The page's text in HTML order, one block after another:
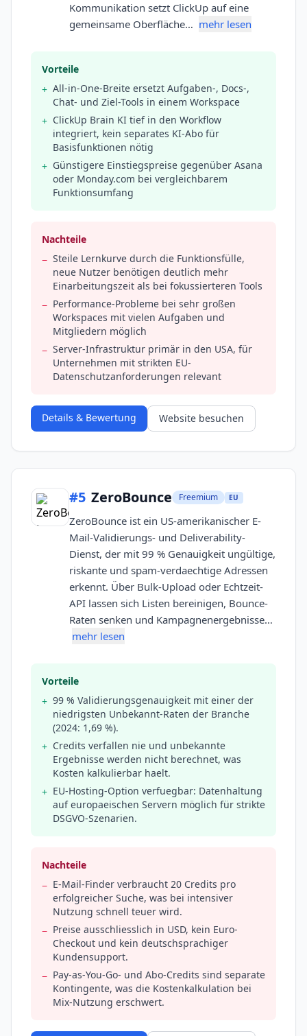
Kommunikation setzt ClickUp auf eine
gemeinsame Oberfläche… mehr lesen
Vorteile
+ All-in-One-Breite ersetzt Aufgaben-, Docs-,
Chat- und Ziel-Tools in einem Workspace
+ ClickUp Brain KI tief in den Workflow
integriert, kein separates KI-Abo für
Basisfunktionen nötig
+ Günstigere Einstiegspreise gegenüber Asana
oder Monday.com bei vergleichbarem
Funktionsumfang
Nachteile
− Steile Lernkurve durch die Funktionsfülle,
neue Nutzer benötigen deutlich mehr
Einarbeitungszeit als bei fokussierteren Tools
− Performance-Probleme bei sehr großen
Workspaces mit vielen Aufgaben und
Mitgliedern möglich
− Server-Infrastruktur primär in den USA, für
Unternehmen mit strikten EU-
Datenschutzanforderungen relevant
Details & Bewertung Website besuchen
#5 ZeroBounce Freemium EU
ZeroBounce ist ein US-amerikanischer E-
Mail-Validierungs- und Deliverability-
Dienst, der mit 99 % Genauigkeit ungültige,
riskante und spam-verdaechtige Adressen
erkennt. Über Bulk-Upload oder Echtzeit-
API lassen sich Listen bereinigen, Bounce-
Raten senken und Kampagnenergebnisse…
mehr lesen
Vorteile
+ 99 % Validierungsgenauigkeit mit einer der
niedrigsten Unbekannt-Raten der Branche
(2024: 1,69 %).
+ Credits verfallen nie und unbekannte
Ergebnisse werden nicht berechnet, was
Kosten kalkulierbar haelt.
+ EU-Hosting-Option verfuegbar: Datenhaltung
auf europaeischen Servern möglich für strikte
DSGVO-Szenarien.
Nachteile
− E-Mail-Finder verbraucht 20 Credits pro
erfolgreicher Suche, was bei intensiver
Nutzung schnell teuer wird.
− Preise ausschliesslich in USD, kein Euro-
Checkout und kein deutschsprachiger
Kundensupport.
− Pay-as-You-Go- und Abo-Credits sind separate
Kontingente, was die Kostenkalkulation bei
Mix-Nutzung erschwert.